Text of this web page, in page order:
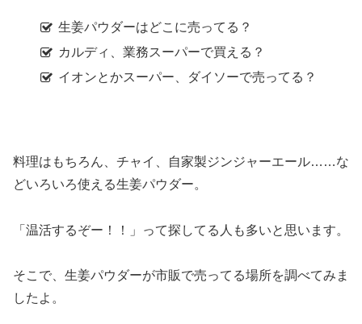
生姜パウダーはどこに売ってる？
カルディ、業務スーパーで買える？
イオンとかスーパー、ダイソーで売ってる？
料理はもちろん、チャイ、自家製ジンジャーエール……な
どいろいろ使える生姜パウダー。
「温活するぞー！！」って探してる人も多いと思います。
そこで、生姜パウダーが市販で売ってる場所を調べてみま
したよ。